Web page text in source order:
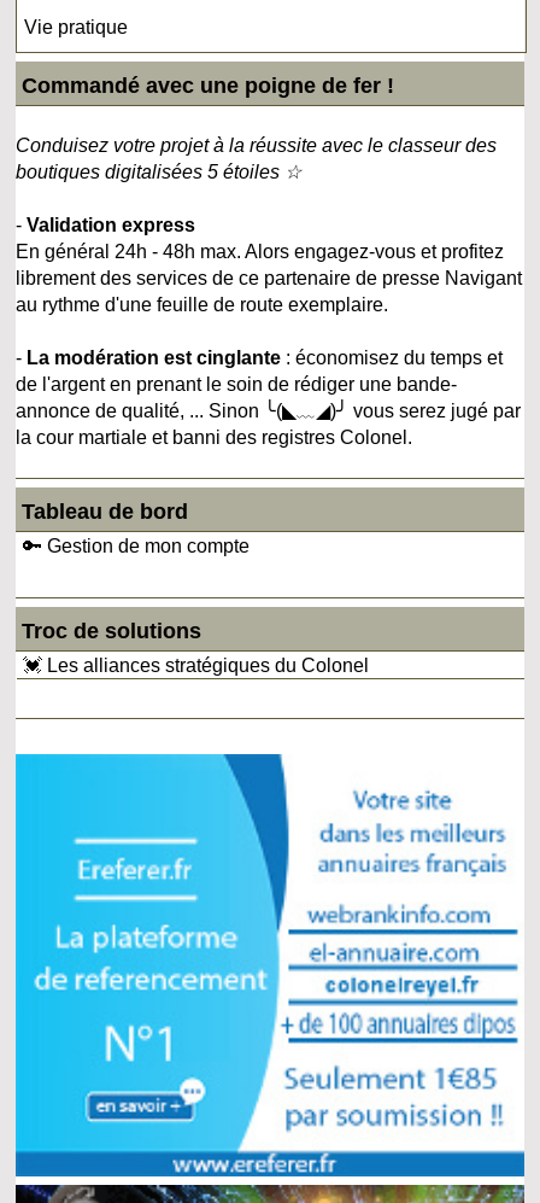
Vie pratique
Commandé avec une poigne de fer !
Conduisez votre projet à la réussite avec le classeur des
boutiques digitalisées 5 étoiles ☆
-Validation express
En général 24h - 48h max. Alors engagez-vous et profitez
librement des services de ce partenaire de presse Navigant
au rythme d'une feuille de route exemplaire.
- La modération est cinglante : économisez du temps et
de l'argent en prenant le soin de rédiger une bande-
annonce de qualité, ... Sinon ╰(◣﹏◢)╯ vous serez jugé par
la cour martiale et banni des registres Colonel.
Tableau de bord
🔑 Gestion de mon compte
Troc de solutions
💓 Les alliances stratégiques du Colonel